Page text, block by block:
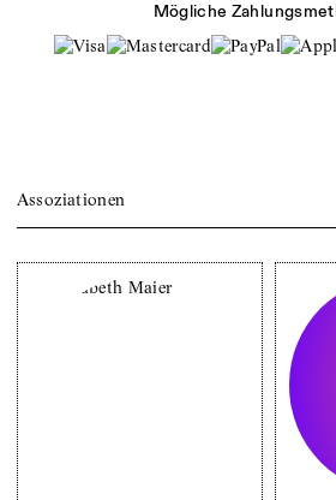
Mögliche
Assoziationen